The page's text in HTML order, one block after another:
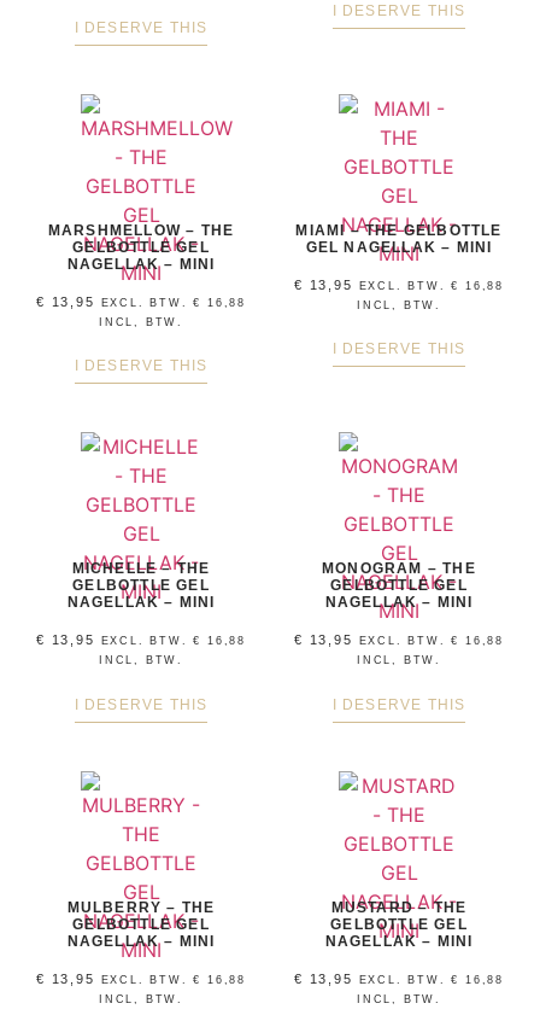
I DESERVE THIS
I DESERVE THIS
MARSHMELLOW – THE
GELBOTTLE GEL
NAGELLAK – MINI
€ 13,95 EXCL. BTW.€
16,88
INCL, BTW.
I DESERVE THIS
MIAMI – THE GELBOTTLE
GEL NAGELLAK – MINI
€ 13,95 EXCL. BTW.€
16,88
INCL, BTW.
I DESERVE THIS
MICHELLE – THE
GELBOTTLE GEL
NAGELLAK – MINI
€ 13,95 EXCL. BTW.€
16,88
INCL, BTW.
I DESERVE THIS
MONOGRAM – THE
GELBOTTLE GEL
NAGELLAK – MINI
€ 13,95 EXCL. BTW.€
16,88
INCL, BTW.
I DESERVE THIS
MULBERRY – THE
GELBOTTLE GEL
NAGELLAK – MINI
€ 13,95 EXCL. BTW.€
16,88
INCL, BTW.
MUSTARD – THE
GELBOTTLE GEL
NAGELLAK – MINI
€ 13,95 EXCL. BTW.€
16,88
INCL, BTW.